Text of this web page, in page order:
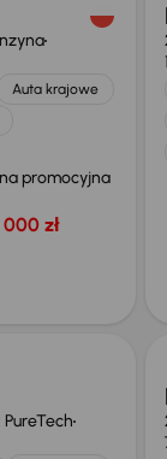
Auta krajowe
promocyjna
zł
PureTech